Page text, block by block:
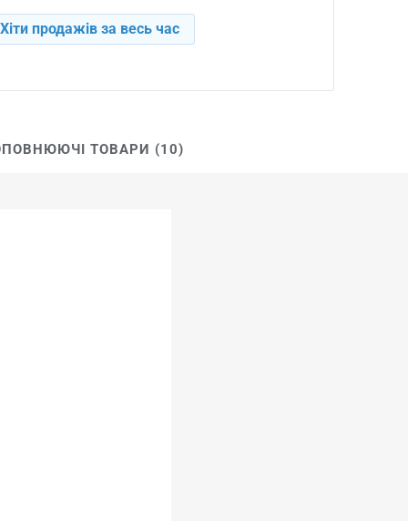
Хіти продажів за весь час
ТОВАРИ (10)